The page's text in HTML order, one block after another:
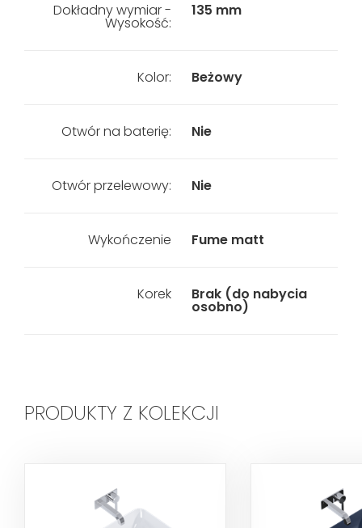
Dokładny wymiar -
Wysokość:
135 mm
Kolor: Beżowy
Otwór na baterię: Nie
Otwór przelewowy: Nie
Wykończenie Fume matt
Korek Brak (do nabycia
osobno)
PRODUKTY Z KOLEKCJI